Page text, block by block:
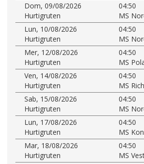
Dom, 09/08/2026
04:50
Hurtigruten
MS
Lun, 10/08/2026
04:50
Hurtigruten
MS
Mer, 12/08/2026
04:50
Hurtigruten
MS
Ven, 14/08/2026
04:50
Hurtigruten
MS
Sab, 15/08/2026
04:50
Hurtigruten
MS
Lun, 17/08/2026
04:50
Hurtigruten
MS
Mar, 18/08/2026
04:50
Hurtigruten
MS